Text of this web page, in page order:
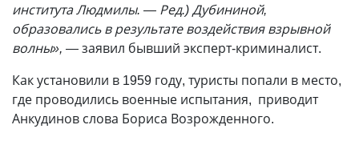
института Людмилы. — Ред.) Дубининой,
образовались в результате воздействия взрывной
волны», — заявил бывший эксперт-криминалист.
Как установили в 1959 году, туристы попали в место,
где проводились военные испытания, приводит
Анкудинов слова Бориса Возрожденного.